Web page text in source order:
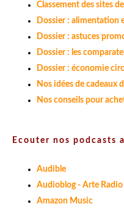
Classement des sites
Dossier : alimentation
Dossier : astuces
Dossier : les
Dossier : économie
Nos idées de cadeaux
Nos conseils pour
Ecouter nos podcasts
Audible
Audioblog - Arte Radio
Amazon Music